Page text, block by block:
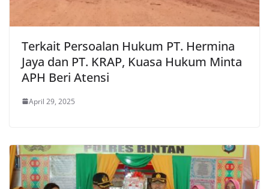
Terkait Persoalan Hukum PT. Hermina
Jaya dan PT. KRAP, Kuasa Hukum Minta
APH Beri Atensi
April 29, 2025